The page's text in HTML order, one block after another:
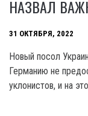
НАЗВАЛ
31 ОКТЯБРЯ, 2022
Новый посол
Германию не
уклонистов, и на